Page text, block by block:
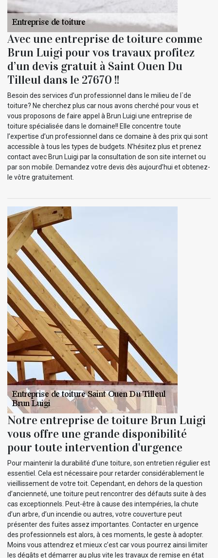
Avec une entreprise de toiture comme
Brun Luigi pour vos travaux profitez
d’un devis gratuit à Saint Ouen Du
Tilleul dans le 27670 !!
Besoin des services d’un professionnel dans le milieu de l`de
toiture? Ne cherchez plus car nous avons cherché pour vous et
vous proposons de faire appel à Brun Luigi une entreprise de
toiture spécialisée dans le domaine!! Elle concentre toute
l’expertise d’un professionnel dans ce domaine à des prix qui sont
accessible à tous les types de budgets. N’hésitez plus et prenez
contact avec Brun Luigi par la consultation de son site internet ou
par son mobile. Demandez votre devis dès aujourd’hui et obtenez-
le vôtre gratuitement.
Notre entreprise de toiture Brun Luigi
vous offre une grande disponibilité
pour toute intervention d'urgence
Pour maintenir la durabilité d’une toiture, son entretien régulier est
essentiel. Cela est nécessaire pour retarder considérablement le
vieillissement de votre toit. Cependant, en dehors de la question
d’ancienneté, une toiture peut rencontrer des défauts suite à des
cas exceptionnels. Peut-être à cause des intempéries, la chute
d’un arbre, d’un incendie ou autres, votre couverture peut
présenter des fuites assez importantes. Contacter en urgence
des professionnels est alors, à ces moments, le geste à adopter.
Moins vous attendrez et mieux c’est car vous pourrez ainsi limiter
les dégâts et démarrer au plus vite les travaux de remise en état